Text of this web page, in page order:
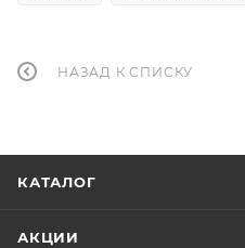
НАЗАД К СПИСКУ
КАТАЛОГ
АКЦИИ